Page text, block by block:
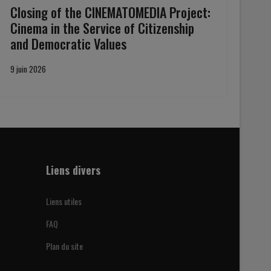
Closing of the CINEMATOMEDIA Project:
Cinema in the Service of Citizenship
and Democratic Values
9 juin 2026
Liens divers
Liens utiles
FAQ
Plan du site